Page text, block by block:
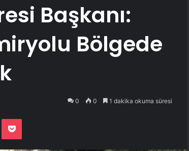
Başkanı:
Bölgede
0 0 1 dakika okuma süresi
Pocket